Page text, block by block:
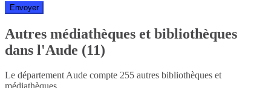
Autres médiathèques et bibliothèques
dans l'Aude (11)
Le département Aude compte 255 autres bibliothèques et